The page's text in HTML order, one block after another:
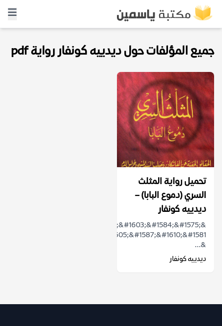
جميع المؤلفات حول ديدييه كونفار رواية pdf
تحميل رواية المثلث
السري (دموع البابا) –
ديدييه كونفار
&ldquo;&#1607;&#1603;&#1584;&#1575;
&...
ديدييه كونفار